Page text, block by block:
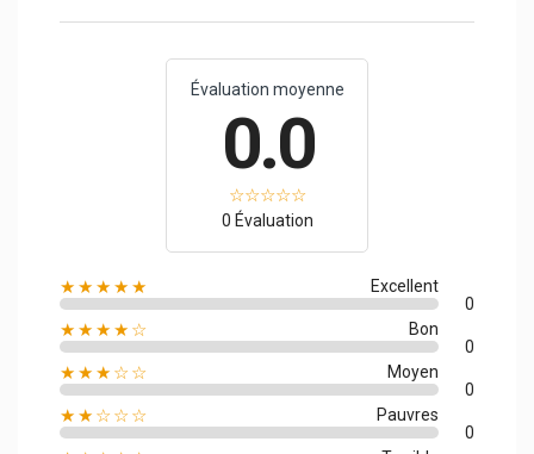
Évaluation moyenne
0.0
0 Évaluation
★★★★★
Excellent
0
★★★★☆
Bon
0
★★★☆☆
Moyen
0
★★☆☆☆
Pauvres
0